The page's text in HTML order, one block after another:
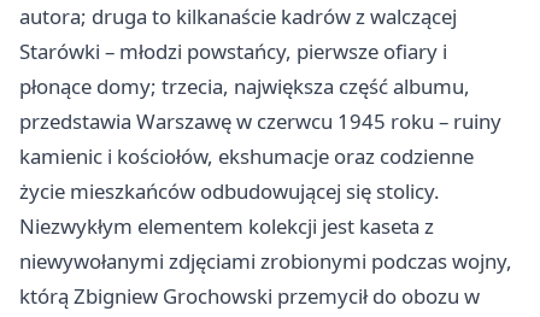
autora; druga to kilkanaście kadrów z walczącej
Starówki – młodzi powstańcy, pierwsze ofiary i
płonące domy; trzecia, największa część albumu,
przedstawia Warszawę w czerwcu 1945 roku – ruiny
kamienic i kościołów, ekshumacje oraz codzienne
życie mieszkańców odbudowującej się stolicy.
Niezwykłym elementem kolekcji jest kaseta z
niewywołanymi zdjęciami zrobionymi podczas wojny,
którą Zbigniew Grochowski przemycił do obozu w